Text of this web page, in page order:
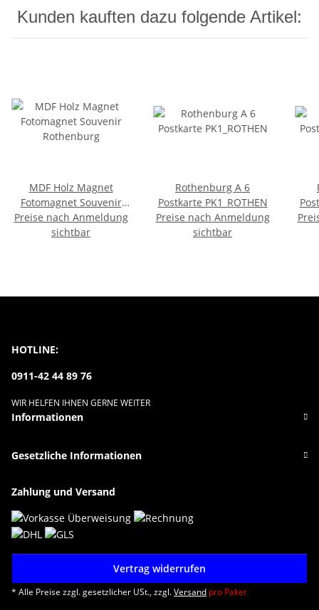
Kunden kauften dazu folgende Artikel:
MDF Holz Magnet
Fotomagnet Souvenir
Rothenburg
Preise nach Anmeldung
sichtbar
Rothenburg A 6
Postkarte PK1_ROTHEN
Preise nach Anmeldung
sichtbar
HOTLINE:
0911-42 44 89 76
WIR HELFEN IHNEN GERNE WEITER
Informationen
Gesetzliche Informationen
Zahlung und Versand
Vertrag widerrufen
* Alle Preise zzgl. gesetzlicher USt., zzgl.Versand pro Paket